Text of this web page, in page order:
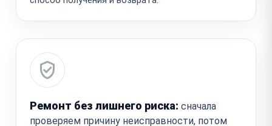
Ремонт без лишнего риска: сначала
проверяем причину неисправности, потом